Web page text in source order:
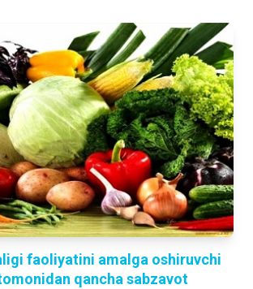
faoliyatini amalga oshiruvchi
qancha sabzavot